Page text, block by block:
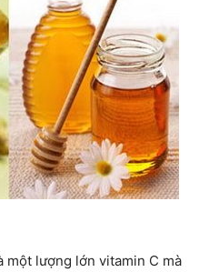
một lượng lớn vitamin C mà